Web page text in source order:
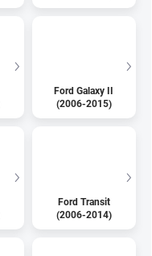
Ford Galaxy II
(2006-2015)
Ford Transit
(2006-2014)